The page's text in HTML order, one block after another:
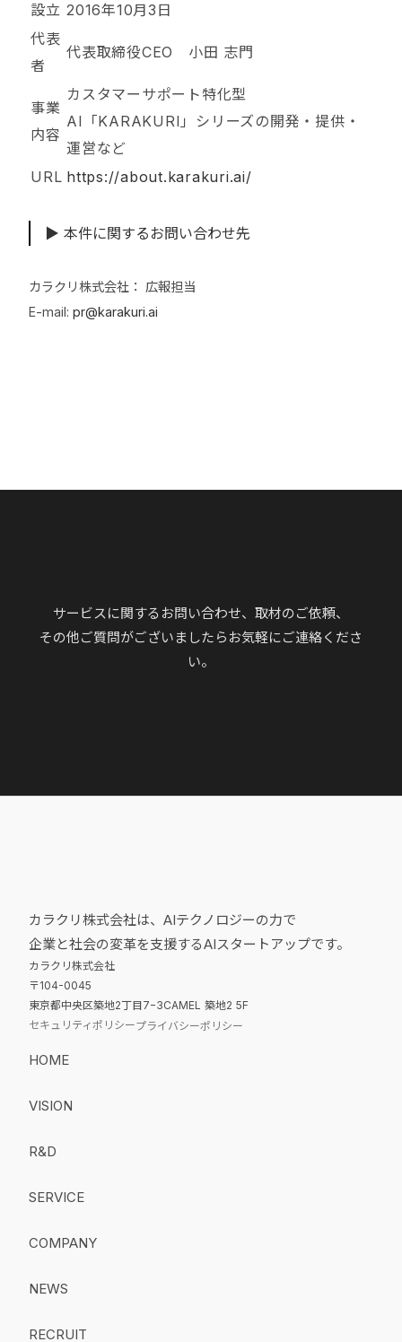
設立 2016年10月3日
代表
者
代表取締役CEO 小田 志門
事業
内容
カスタマーサポート特化型
AI「KARAKURI」シリーズの開発・提供・
運営など
URL https://about.karakuri.ai/
▶ 本件に関するお問い合わせ先
カラクリ株式会社： 広報担当
E-mail: pr@karakuri.ai
サービスに関するお問い合わせ、取材のご依頼、
その他ご質問がございましたらお気軽にご連絡くださ
い。
カラクリ株式会社は、AIテクノロジーの力で
企業と社会の変革を支援するAIスタートアップです。
カラクリ株式会社
〒104-0045
東京都中央区築地2丁目7−3CAMEL 築地2 5F
セキュリティポリシープライバシーポリシー
HOME
VISION
R&D
SERVICE
COMPANY
NEWS
RECRUIT